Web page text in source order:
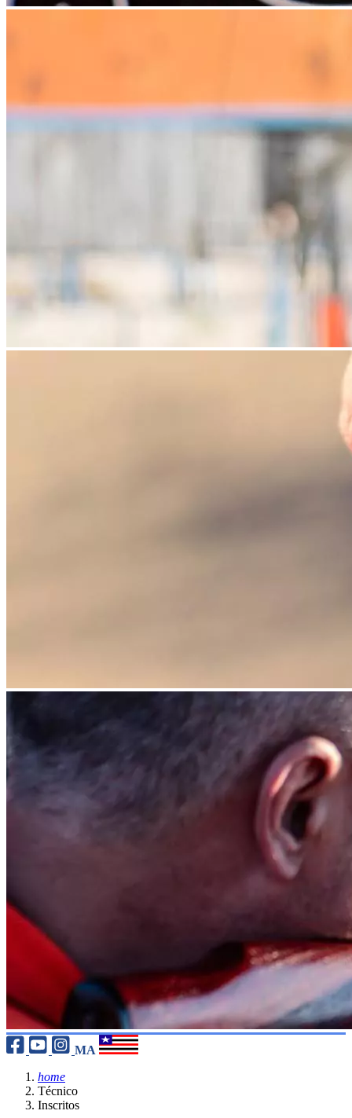
MA
home
Técnico
Inscritos